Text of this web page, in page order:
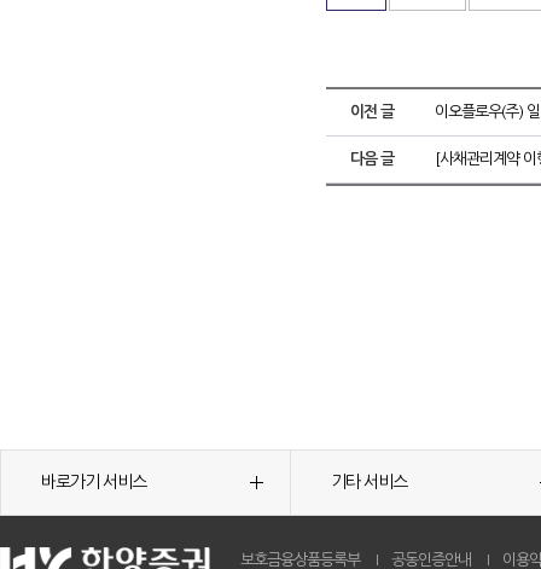
이전 글 이오플로우(주)
다음 글 [사채관리계약
바로가기 서비스 기타 서비스
보호금융상품등록부 공동인증안내 이용